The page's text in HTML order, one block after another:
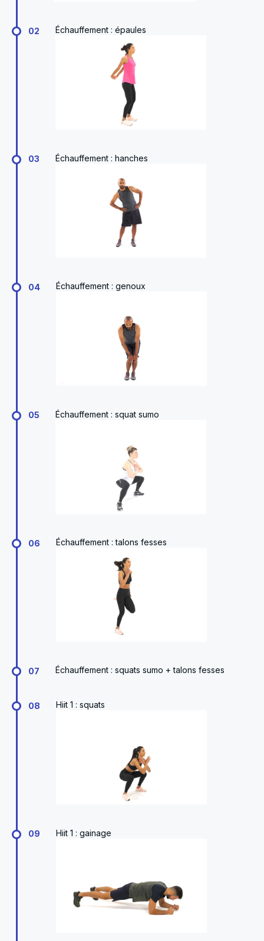
02 Échauffement : épaules
03 Échauffement : hanches
04 Échauffement : genoux
05 Échauffement : squat sumo
06 Échauffement : talons fesses
07 Échauffement : squats sumo + talons fesses
08 Hiit 1 : squats
09 Hiit 1 : gainage